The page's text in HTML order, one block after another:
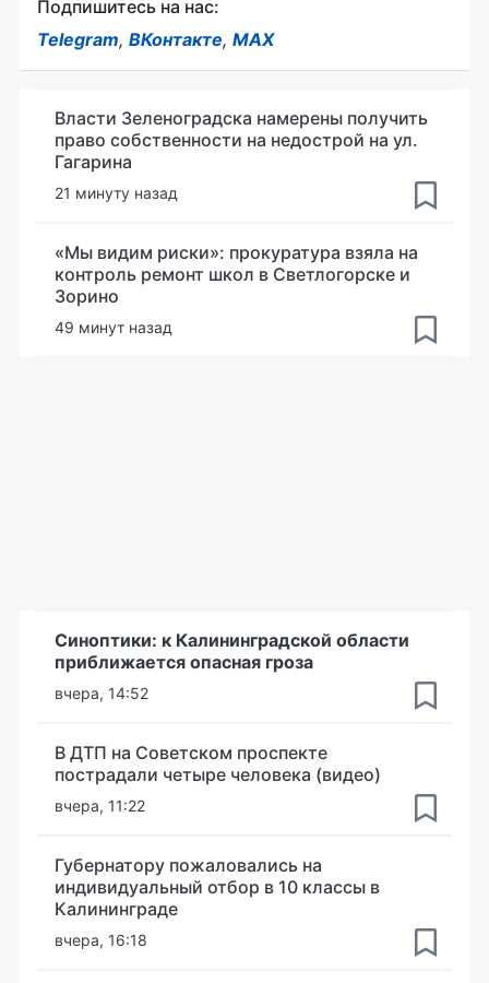
Подпишитесь на нас:
Telegram, ВКонтакте, MAX
Власти Зеленоградска намерены получить
право собственности на недострой на ул.
Гагарина
21 минуту назад
«Мы видим риски»: прокуратура взяла на
контроль ремонт школ в Светлогорске и
Зорино
49 минут назад
Синоптики: к Калининградской области
приближается опасная гроза
вчера, 14:52
В ДТП на Советском проспекте
пострадали четыре человека (видео)
вчера, 11:22
Губернатору пожаловались на
индивидуальный отбор в 10 классы в
Калининграде
вчера, 16:18